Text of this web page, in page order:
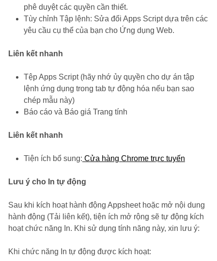
phê duyệt các quyền cần thiết.
Tùy chỉnh Tập lệnh: Sửa đổi Apps Script dựa trên các
yêu cầu cụ thể của bạn cho Ứng dụng Web.
Liên kết nhanh
Tệp Apps Script (hãy nhớ ủy quyền cho dự án tập
lệnh ứng dụng trong tab tự động hóa nếu bạn sao
chép mẫu này)
Báo cáo và Báo giá Trang tính
Liên kết nhanh
Tiện ích bổ sung: Cửa hàng Chrome trực tuyến
Lưu ý cho In tự động
Sau khi kích hoạt hành động Appsheet hoặc mở nội dung
hành động (Tải liên kết), tiện ích mở rộng sẽ tự động kích
hoạt chức năng In. Khi sử dụng tính năng này, xin lưu ý:
Khi chức năng In tự động được kích hoạt: